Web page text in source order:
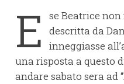
E
se Beatrice
descritta da
inneggiasse
una risposta a questo
andare sabato sera ad